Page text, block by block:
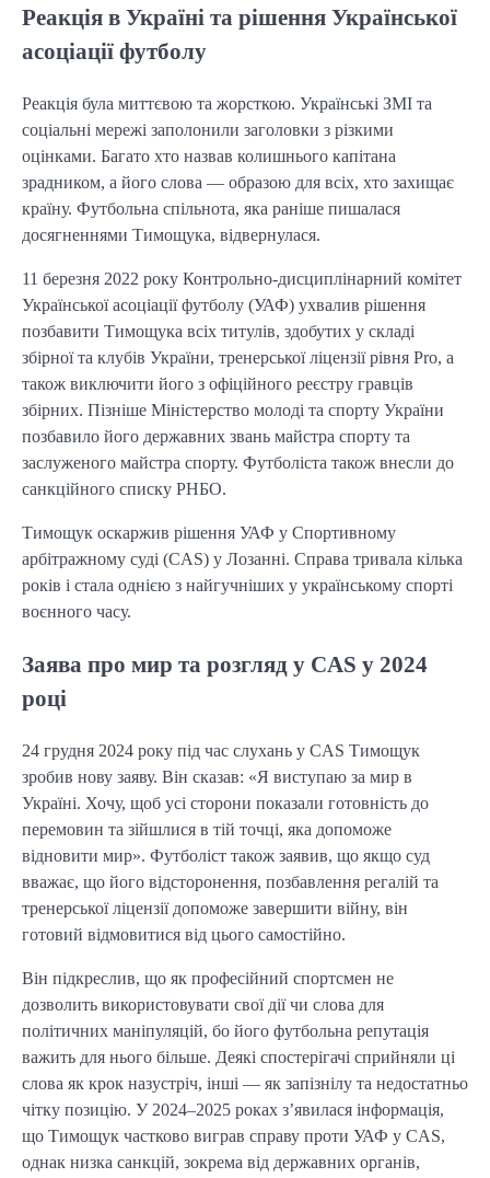
Реакція в Україні та рішення Української
асоціації футболу
Реакція була миттєвою та жорсткою. Українські ЗМІ та
соціальні мережі заполонили заголовки з різкими
оцінками. Багато хто назвав колишнього капітана
зрадником, а його слова — образою для всіх, хто захищає
країну. Футбольна спільнота, яка раніше пишалася
досягненнями Тимощука, відвернулася.
11 березня 2022 року Контрольно-дисциплінарний комітет
Української асоціації футболу (УАФ) ухвалив рішення
позбавити Тимощука всіх титулів, здобутих у складі
збірної та клубів України, тренерської ліцензії рівня Pro, а
також виключити його з офіційного реєстру гравців
збірних. Пізніше Міністерство молоді та спорту України
позбавило його державних звань майстра спорту та
заслуженого майстра спорту. Футболіста також внесли до
санкційного списку РНБО.
Тимощук оскаржив рішення УАФ у Спортивному
арбітражному суді (CAS) у Лозанні. Справа тривала кілька
років і стала однією з найгучніших у українському спорті
воєнного часу.
Заява про мир та розгляд у CAS у 2024
році
24 грудня 2024 року під час слухань у CAS Тимощук
зробив нову заяву. Він сказав: «Я виступаю за мир в
Україні. Хочу, щоб усі сторони показали готовність до
перемовин та зійшлися в тій точці, яка допоможе
відновити мир». Футболіст також заявив, що якщо суд
вважає, що його відсторонення, позбавлення регалій та
тренерської ліцензії допоможе завершити війну, він
готовий відмовитися від цього самостійно.
Він підкреслив, що як професійний спортсмен не
дозволить використовувати свої дії чи слова для
політичних маніпуляцій, бо його футбольна репутація
важить для нього більше. Деякі спостерігачі сприйняли ці
слова як крок назустріч, інші — як запізнілу та недостатньо
чітку позицію. У 2024–2025 роках з’явилася інформація,
що Тимощук частково виграв справу проти УАФ у CAS,
однак низка санкцій, зокрема від державних органів,